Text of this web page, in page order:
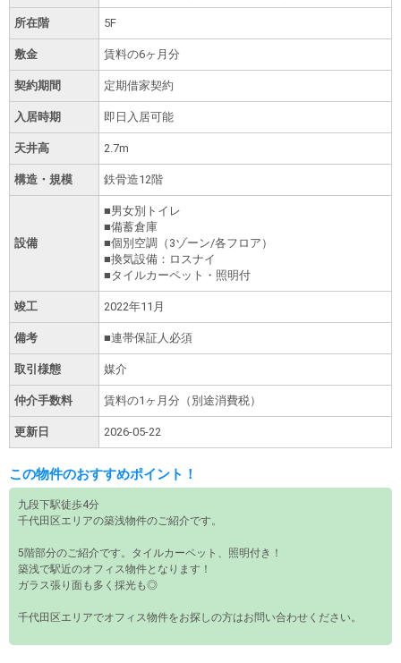
所在階 5F
敷金 賃料の6ヶ月分
契約期間 定期借家契約
入居時期 即日入居可能
天井高 2.7m
構造・規模 鉄骨造12階
設備
■男女別トイレ
■備蓄倉庫
■個別空調（3ゾーン/各フロア）
■換気設備：ロスナイ
■タイルカーペット・照明付
竣工 2022年11月
備考 ■連帯保証人必須
取引様態 媒介
仲介手数料 賃料の1ヶ月分（別途消費税）
更新日 2026-05-22
この物件のおすすめポイント！
九段下駅徒歩4分
千代田区エリアの築浅物件のご紹介です。
5階部分のご紹介です。タイルカーペット、照明付き！
築浅で駅近のオフィス物件となります！
ガラス張り面も多く採光も◎
千代田区エリアでオフィス物件をお探しの方はお問い合わせください。